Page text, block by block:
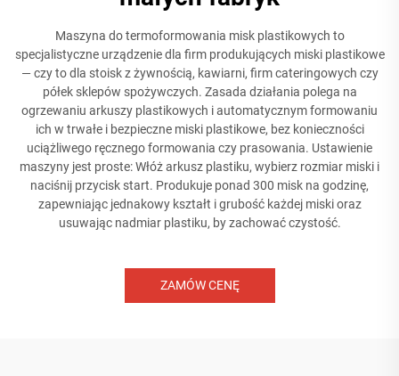
Maszyna do termoformowania misk plastikowych to
specjalistyczne urządzenie dla firm produkujących miski plastikowe
— czy to dla stoisk z żywnością, kawiarni, firm cateringowych czy
półek sklepów spożywczych. Zasada działania polega na
ogrzewaniu arkuszy plastikowych i automatycznym formowaniu
ich w trwałe i bezpieczne miski plastikowe, bez konieczności
uciążliwego ręcznego formowania czy prasowania. Ustawienie
maszyny jest proste: Włóż arkusz plastiku, wybierz rozmiar miski i
naciśnij przycisk start. Produkuje ponad 300 misk na godzinę,
zapewniając jednakowy kształt i grubość każdej miski oraz
usuwając nadmiar plastiku, by zachować czystość.
ZAMÓW CENĘ